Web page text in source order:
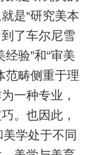
是“研究美本
了车尔尼雪
验”和“审美
范畴侧重于理
一种专业，
。也因此，
学处于不同